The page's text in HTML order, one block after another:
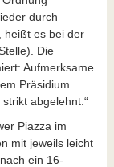
durch
heißt es bei der
Die
Aufmerksame
Präsidium.
abgelehnt.“
Piazza im
mit jeweils leicht
ein 16-